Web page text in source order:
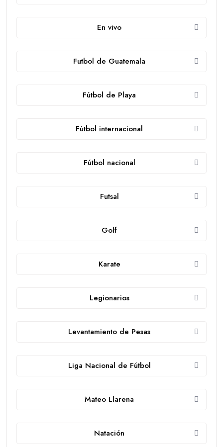
En vivo
Futbol de Guatemala
Fútbol de Playa
Fútbol internacional
Fútbol nacional
Futsal
Golf
Karate
Legionarios
Levantamiento de Pesas
Liga Nacional de Fútbol
Mateo Llarena
Natación